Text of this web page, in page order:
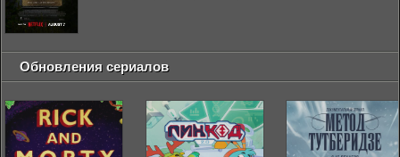
Обновления сериалов